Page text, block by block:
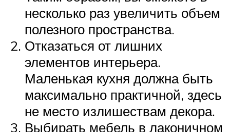
несколько раз увеличить объем
полезного пространства.
Отказаться от лишних
элементов интерьера.
Маленькая кухня должна быть
максимально практичной, здесь
не место излишествам декора.
Выбирать мебель в лаконичном